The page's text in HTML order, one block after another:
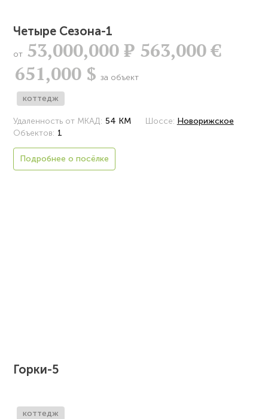
Четыре Сезона-1
от 53,000,000Р 563,000 €
651,000 $ за объект
коттедж
Удаленность от МКАД: 54 КМ Шоссе: Новорижское
Объектов: 1
Подробнее о посёлке
Горки-5
коттедж